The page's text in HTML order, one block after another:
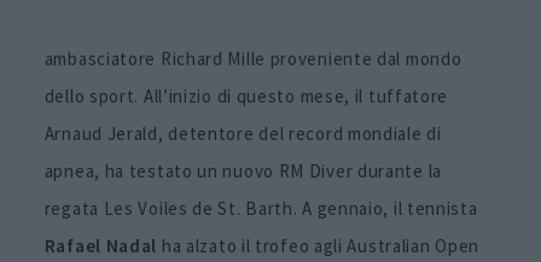
ambasciatore Richard Mille proveniente dal mondo
dello sport. All’inizio di questo mese, il tuffatore
Arnaud Jerald, detentore del record mondiale di
apnea, ha testato un nuovo RM Diver durante la
regata Les Voiles de St. Barth. A gennaio, il tennista
Rafael Nadal ha alzato il trofeo agli Australian Open